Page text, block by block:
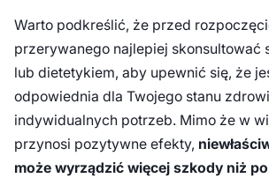
Warto podkreślić, że przed
przerywanego najlepiej skonsultować
lub dietetykiem, aby upewnić się, że
odpowiednia dla Twojego stanu
indywidualnych potrzeb. Mimo że w
przynosi pozytywne efekty,
może wyrządzić więcej szkody niż